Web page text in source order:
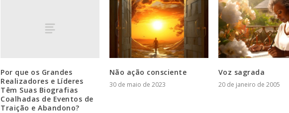
Por que os Grandes
Realizadores e Líderes
Têm Suas Biografias
Coalhadas de Eventos de
Traição e Abandono?
Não ação consciente
30 de maio de 2023
Voz sagrada
20 de janeiro de 2005